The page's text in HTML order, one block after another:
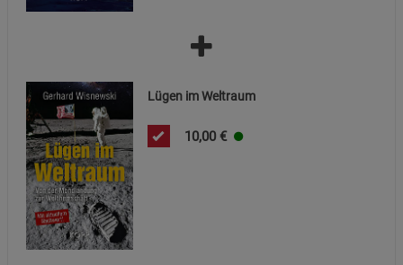
Lügen im Weltraum
10,00 €
Cookie-Informationen
Statistik Cookies (2)
Beschreibung Statistik Cookies
Cookie-Informationen
Marketing Cookies (3)
Beschreibung Marketing Cookies